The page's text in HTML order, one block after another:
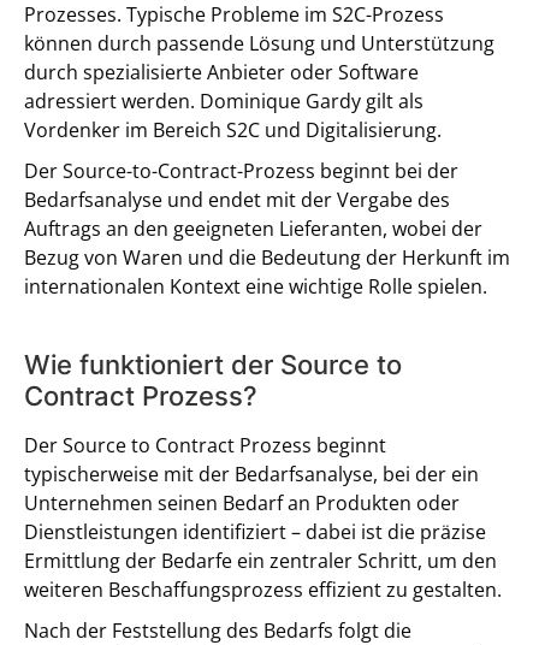
Prozesses. Typische Probleme im S2C-Prozess
können durch passende Lösung und Unterstützung
durch spezialisierte Anbieter oder Software
adressiert werden. Dominique Gardy gilt als
Vordenker im Bereich S2C und Digitalisierung.
Der Source-to-Contract-Prozess beginnt bei der
Bedarfsanalyse und endet mit der Vergabe des
Auftrags an den geeigneten Lieferanten, wobei der
Bezug von Waren und die Bedeutung der Herkunft im
internationalen Kontext eine wichtige Rolle spielen.
Wie funktioniert der Source to
Contract Prozess?
Der Source to Contract Prozess beginnt
typischerweise mit der Bedarfsanalyse, bei der ein
Unternehmen seinen Bedarf an Produkten oder
Dienstleistungen identifiziert – dabei ist die präzise
Ermittlung der Bedarfe ein zentraler Schritt, um den
weiteren Beschaffungsprozess effizient zu gestalten.
Nach der Feststellung des Bedarfs folgt die